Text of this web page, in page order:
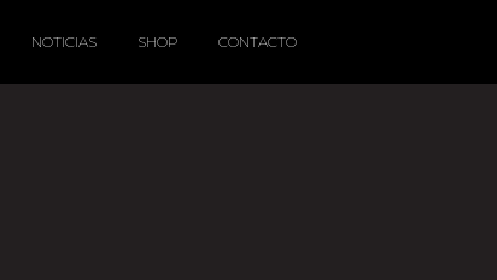
NOTICIAS SHOP CONTACTO